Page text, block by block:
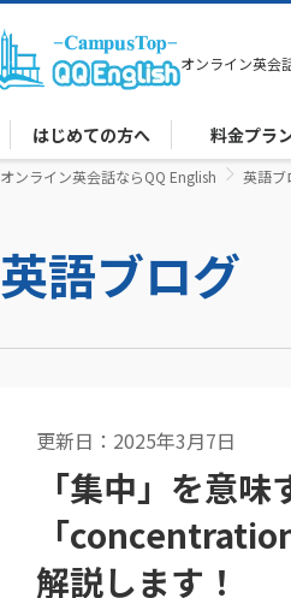
オンライン英会
はじめての方へ 料金プラ
オンライン英会話ならQQ English 英語ブ
英語ブログ
更新日：2025年3月7日
「集中」を意
「
解説します！